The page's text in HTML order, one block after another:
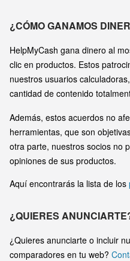
¿CÓMO GANAMOS
HelpMyCash gana dinero al
clic en productos. Estos
nuestros usuarios
cantidad de contenido
Además, estos acuerdos no
herramientas, que son
otra parte, nuestros socios no
opiniones de sus productos.
Aquí encontrarás la lista de los
¿QUIERES
¿Quieres anunciarte o incluir
comparadores en tu web?